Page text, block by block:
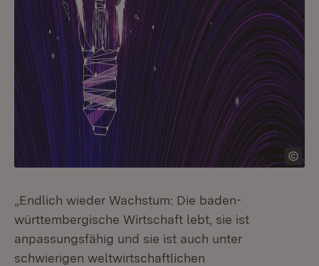
„Endlich wieder Wachstum: Die baden-
württembergische Wirtschaft lebt, sie ist
anpassungsfähig und sie ist auch unter
schwierigen weltwirtschaftlichen